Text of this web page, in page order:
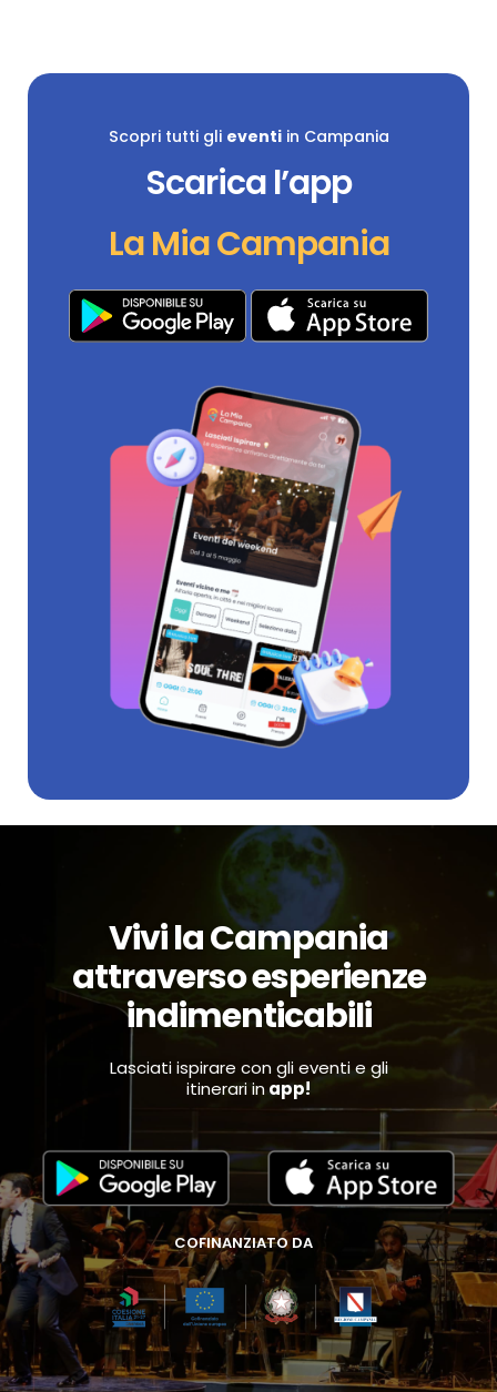
Scopri tutti gli eventiin Campania
Scarica l’app
La Mia Campania
Vivi la Campania
attraverso esperienze
indimenticabili
Lasciati ispirare con gli eventi e gli
itinerari inapp!
COFINANZIATO DA